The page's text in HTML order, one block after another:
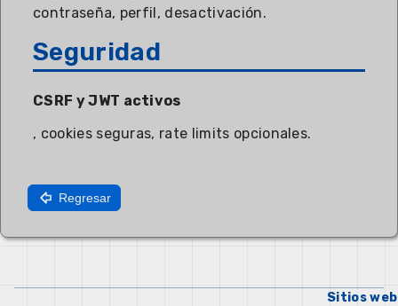
contraseña, perfil, desactivación.
Seguridad
CSRF y JWT activos
, cookies seguras, rate limits opcionales.
Regresar
Sitios web